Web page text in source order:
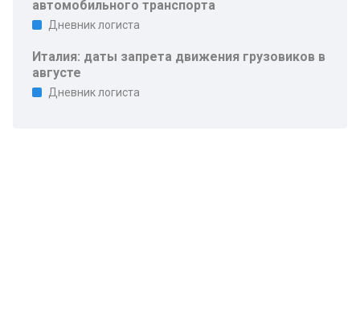
автомобильного транспорта
Дневник логиста
Италия: даты запрета движения грузовиков в
августе
Дневник логиста